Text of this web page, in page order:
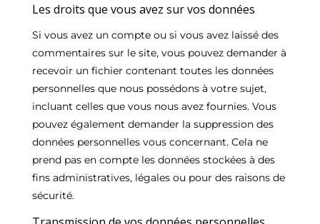
Les droits que vous avez sur vos données
Si vous avez un compte ou si vous avez laissé des
commentaires sur le site, vous pouvez demander à
recevoir un fichier contenant toutes les données
personnelles que nous possédons à votre sujet,
incluant celles que vous nous avez fournies. Vous
pouvez également demander la suppression des
données personnelles vous concernant. Cela ne
prend pas en compte les données stockées à des
fins administratives, légales ou pour des raisons de
sécurité.